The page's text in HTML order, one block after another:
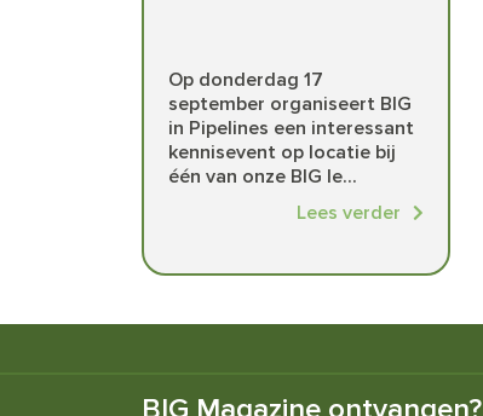
Op donderdag 17
september organiseert BIG
in Pipelines een interessant
kennisevent op locatie bij
één van onze BIG le...
Lees verder